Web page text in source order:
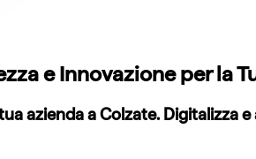
e Innovazione per la
azienda a Colzate.